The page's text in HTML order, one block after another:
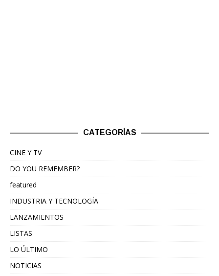
CATEGORÍAS
CINE Y TV
DO YOU REMEMBER?
featured
INDUSTRIA Y TECNOLOGÍA
LANZAMIENTOS
LISTAS
LO ÚLTIMO
NOTICIAS